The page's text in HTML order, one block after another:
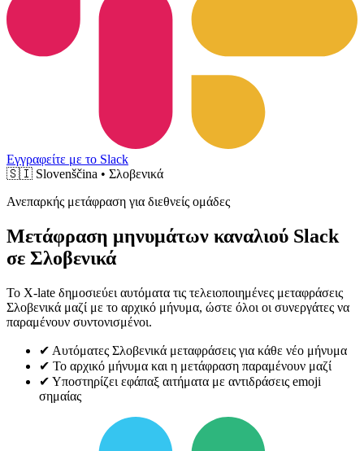
Εγγραφείτε με το Slack
🇸🇮 Slovenščina • Σλοβενικά
Ανεπαρκής μετάφραση για διεθνείς ομάδες
Μετάφραση μηνυμάτων καναλιού Slack
σε Σλοβενικά
Το X-late δημοσιεύει αυτόματα τις τελειοποιημένες μεταφράσεις
Σλοβενικά μαζί με το αρχικό μήνυμα, ώστε όλοι οι συνεργάτες να
παραμένουν συντονισμένοι.
✔ Αυτόματες Σλοβενικά μεταφράσεις για κάθε νέο μήνυμα
✔ Το αρχικό μήνυμα και η μετάφραση παραμένουν μαζί
✔ Υποστηρίζει εφάπαξ αιτήματα με αντιδράσεις emoji
σημαίας